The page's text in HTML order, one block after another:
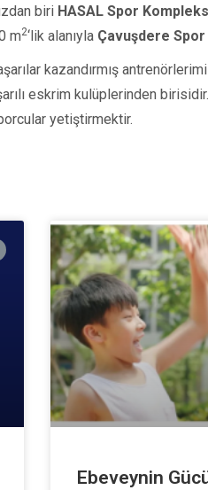
biri HASAL Spor
m2‘lik alanıyla Çavuşdere Spor
kazandırmış
eskrim kulüplerinden
yetiştirmektir.
Ebeveynin